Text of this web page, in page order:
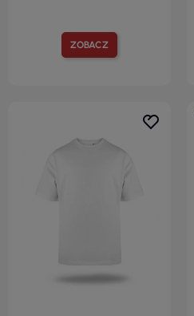
ZOBACZ